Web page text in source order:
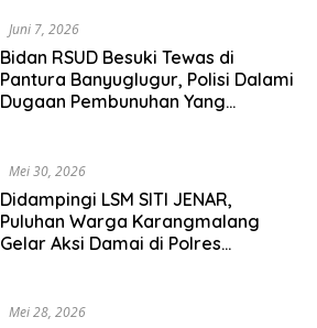
Juni 7, 2026
Bidan RSUD Besuki Tewas di
Pantura Banyuglugur, Polisi Dalami
Dugaan Pembunuhan Yang
Mei 30, 2026
Didampingi LSM SITI JENAR,
Puluhan Warga Karangmalang
Gelar Aksi Damai di Polres
Mei 28, 2026